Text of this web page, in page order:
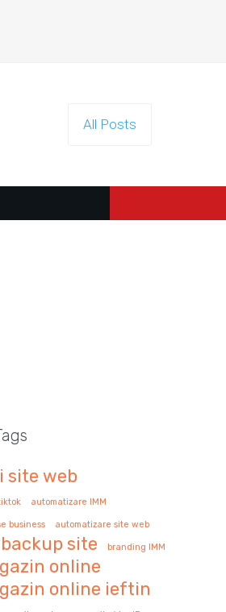
All Posts
site web
automatizare IMM
business automatizare site web
backup site branding IMM
online
online ieftin